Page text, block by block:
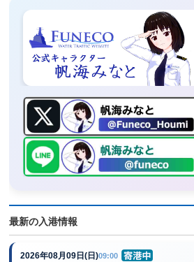
最新の入港情報
2026年08月09日(日)09:00